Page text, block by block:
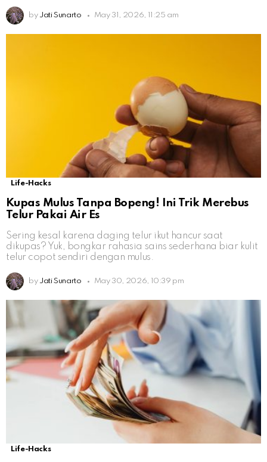
by Jati Sunarto May 31, 2026, 11:25 am
Life-Hacks
Kupas Mulus Tanpa Bopeng! Ini Trik Merebus
Telur Pakai Air Es
Sering kesal karena daging telur ikut hancur saat
dikupas? Yuk, bongkar rahasia sains sederhana biar kulit
telur copot sendiri dengan mulus.
by Jati Sunarto May 30, 2026, 10:39 pm
Life-Hacks